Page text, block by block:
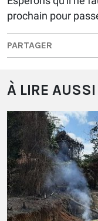
prochain pour
PARTAGER
À LIRE AUSSI